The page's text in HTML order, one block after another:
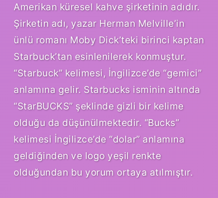
Amerikan küresel kahve şirketinin adıdır.
Şirketin adı, yazar Herman Melville’in
ünlü romanı Moby Dick’teki birinci kaptan
Starbuck’tan esinlenilerek konmuştur.
“Starbuck” kelimesi, İngilizce’de “gemici”
anlamına gelir. Starbucks isminin altında
“StarBUCKS” şeklinde gizli bir kelime
olduğu da düşünülmektedir. “Bucks”
kelimesi İngilizce’de “dolar” anlamına
geldiğinden ve logo yeşil renkte
olduğundan bu yorum ortaya atılmıştır.